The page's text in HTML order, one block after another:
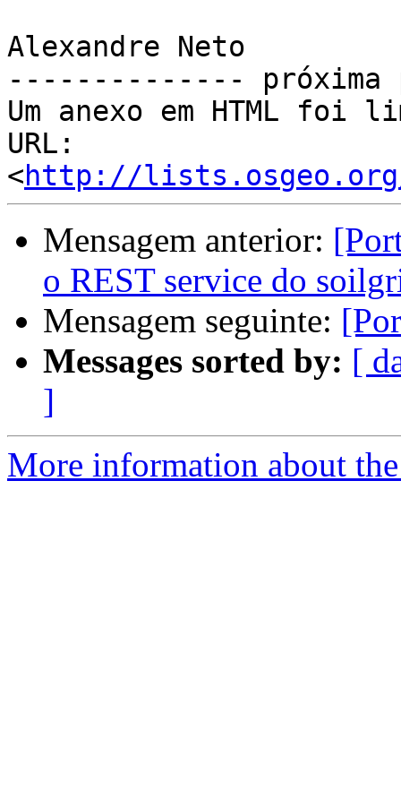
Alexandre Neto
--------------
Um anexo em HTML foi
URL:
<http://lists.osgeo.org/
Mensagem anterior:
o REST service do
Mensagem seguinte:
Messages sorted by: [
]
More information about